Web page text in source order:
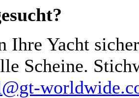
Ihre Yacht
Scheine.